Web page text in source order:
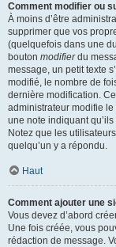
Comment modifier ou
À moins d’être
supprimer que vos
(quelquefois dans une
bouton modifierdu
message, un petit texte
modifié, le nombre de
dernière modification.
administrateur modifie
une note indiquant
Notez que les
quelqu’un y a répondu.
Haut
Comment ajouter une
Vous devez d’abord
Une fois créée, vous
rédaction de message.